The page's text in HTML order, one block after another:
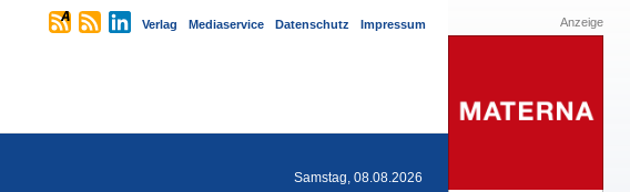
Verlag Mediaservice Datenschutz Impressum
Samstag, 08.08.2026
Anzeige